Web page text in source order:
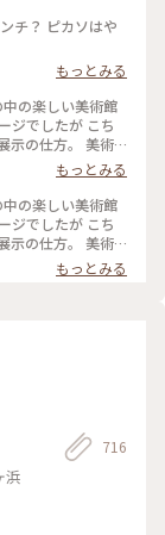
チ？ ピカソはや
もっとみる
中の楽しい美術館
ジでしたが こち
示の仕方。 美術
所でした。 .* その
写真には収まり
じっと見ている
も投稿されてい
名前なんですね☺️
く見ると動物や
楽しいです💓 階
刻の森美術館 #
もっとみる
中の楽しい美術館
ジでしたが こち
示の仕方。 美術
所でした。 .* その
写真には収まり
いになれる作品
し写真スポット
た次の日に訪れ
神奈川
もっとみる
浜
716